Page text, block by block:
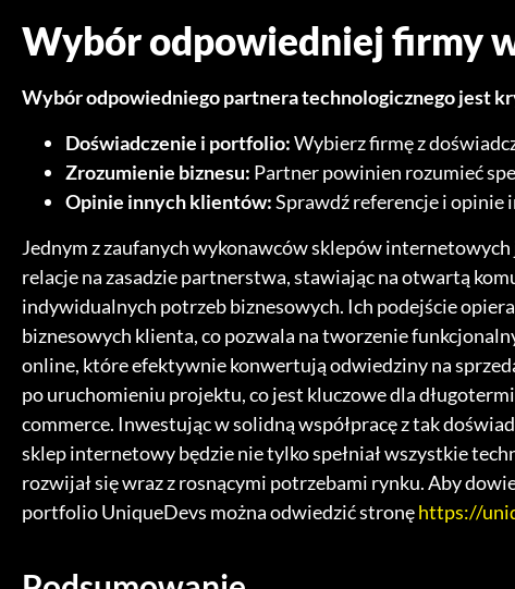
Wybór odpowiedniej firmy
Wybór odpowiedniego partnera technologicznego jest
Doświadczenie i portfolio:Wybierz firmę z
Zrozumienie biznesu: Partner powinien rozumieć
Opinie innych klientów:Sprawdź referencje i opinie
Jednym z zaufanych wykonawców sklepów
relacje na zasadzie partnerstwa, stawiając na otwartą
indywidualnych potrzeb biznesowych. Ich podejście
biznesowych klienta, co pozwala na tworzenie
online, które efektywnie konwertują odwiedziny na
po uruchomieniu projektu, co jest kluczowe dla
commerce. Inwestując w solidną współpracę z tak
sklep internetowy będzie nie tylko spełniał wszystkie
rozwijał się wraz z rosnącymi potrzebami rynku. Aby
portfolio UniqueDevs można odwiedzić stronęhttps://